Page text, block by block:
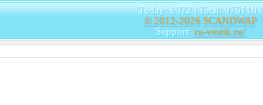
Today: 6972 | Total: 9761183
© 2012-2026 SCANDWAP
Support: ru-vestik.ru/